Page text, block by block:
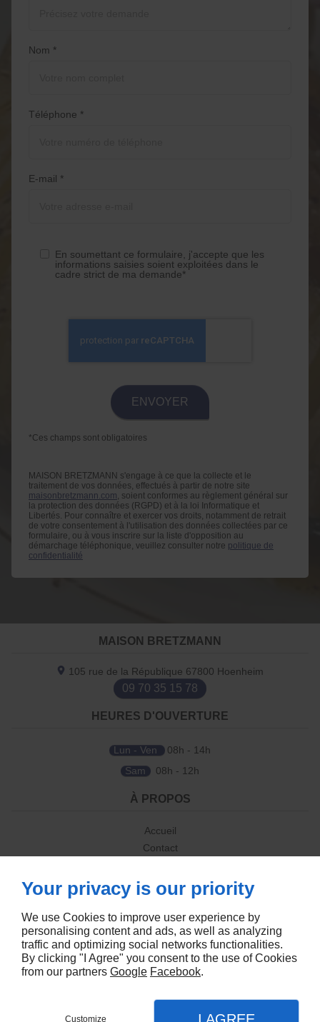
Nom *
Téléphone *
E-mail *
En soumettant ce formulaire, j'accepte que les
informations saisies soient exploitées dans le
cadre strict de ma demande*
*Ces champs sont obligatoires
MAISON BRETZMANN s'engage à ce que la collecte et le
traitement de vos données, effectués à partir de notre site
maisonbretzmann.com , soient conformes au règlement général sur
la protection des données (RGPD) et à la loi Informatique et
Libertés. Pour connaître et exercer vos droits, notamment de retrait
de votre consentement à l'utilisation des données collectées par ce
formulaire, ou à vous inscrire sur la liste d'opposition au
démarchage téléphonique, veuillez consulter notre politique de
confidentialité
MAISON BRETZMANN
105 rue de la République 67800 Hoenheim
09 70 35 15 78
HEURES D'OUVERTURE
Lun - Ven
08h - 14h
Sam
08h - 12h
À PROPOS
Accueil
Contact
Plan du site
Your privacy is our priority
We use Cookies to improve user experience by
personalising content and ads, as well as analyzing
traffic and optimizing social networks functionalities.
By clicking "I Agree" you consent to the use of Cookies
from our partners Google Facebook.
Customize